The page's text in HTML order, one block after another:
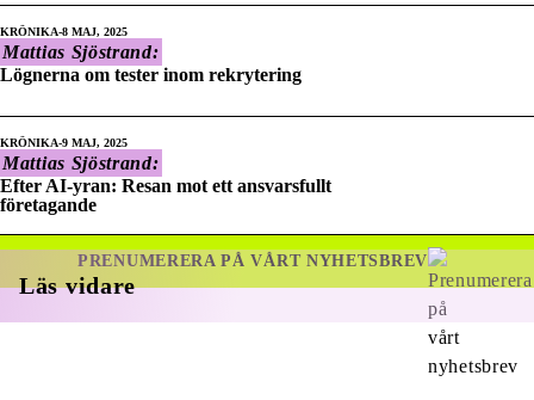
KRÖNIKA 8 MAJ, 2025
Mattias Sjöstrand:
Lögnerna om tester inom rekrytering
KRÖNIKA 9 MAJ, 2025
Mattias Sjöstrand:
Efter AI-yran: Resan mot ett ansvarsfullt
företagande
PRENUMERERA PÅ VÅRT NYHETSBREV
Läs vidare